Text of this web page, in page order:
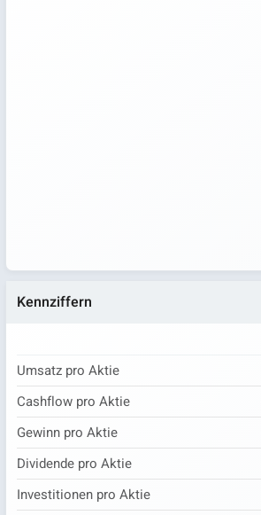
Kennziffern
Umsatz pro Aktie
Cashflow pro Aktie
Gewinn pro Aktie
Dividende pro Aktie
Investitionen pro Aktie